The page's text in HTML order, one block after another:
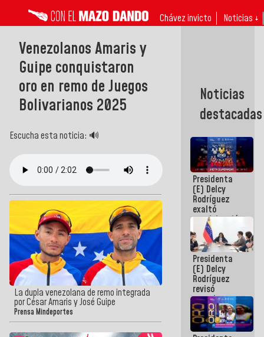
Chávez invicto Noticias ↓
Venezolanos Amaris y
Guipe conquistaron
oro en remo de Juegos
Bolivarianos 2025
Escucha esta noticia: 🔊
La dupla venezolana de remo integrada
por César Amaris y José Guipe
Prensa Mindeportes
Noticias
destacadas
Presidenta
(E) Delcy
Rodríguez
exaltó
participación
de
Venezuela
en Juegos
Centroamericanos
y del Caribe
2026
Presidenta
(E) Delcy
Rodríguez
revisó
agenda
económica y
ejecución de
fondos de